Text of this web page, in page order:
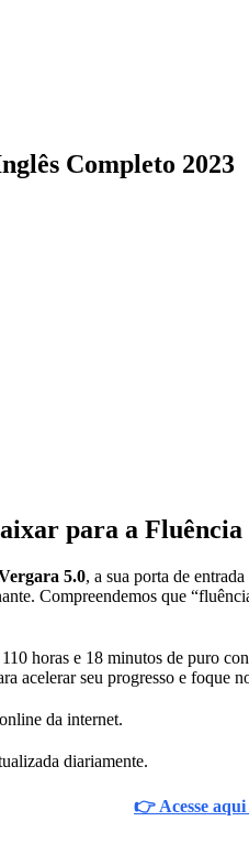
Completo 2023
para a
5.0, a sua porta de
Compreendemos que
horas e 18 minutos de puro
acelerar seu progresso e foque
da internet.
diariamente.
👉 Acesse